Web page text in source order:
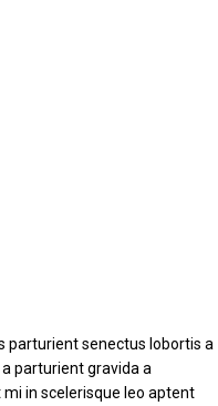
parturient senectus lobortis a
parturient gravida a
in scelerisque leo aptent